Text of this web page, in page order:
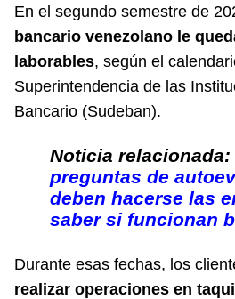
En el segundo semestre de
bancario venezolano le
laborables, según el
Superintendencia de las
Bancario (Sudeban).
Noticia relacionada:
preguntas de
deben hacerse las
saber si funcionan
Durante esas fechas, los
realizar operaciones en